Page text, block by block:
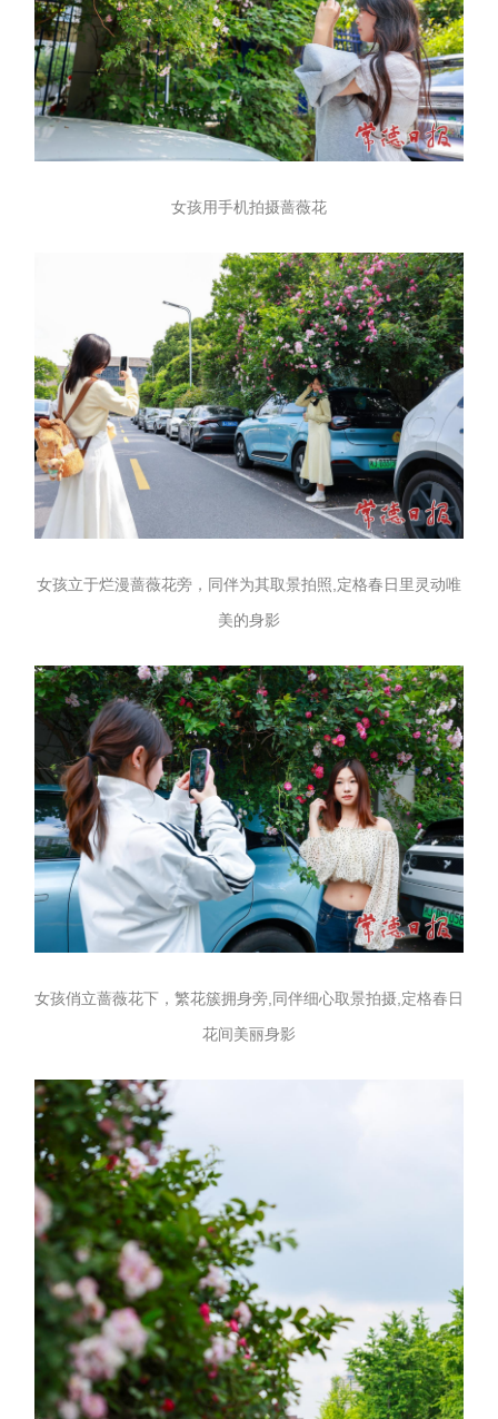
女孩用手机拍摄蔷薇花
女孩立于烂漫蔷薇花旁，同伴为其取景拍照,定格春日里灵动唯
美的身影
女孩俏立蔷薇花下，繁花簇拥身旁,同伴细心取景拍摄,定格春日
花间美丽身影